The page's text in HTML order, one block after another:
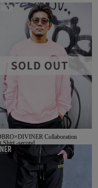
Collaboration
Shirt -second